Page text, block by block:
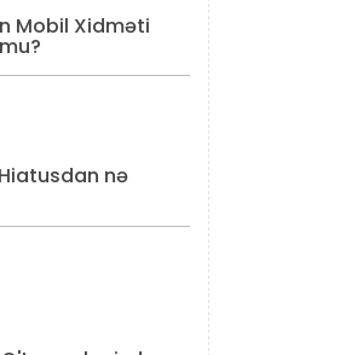
Mobil Xidməti
Hiatusdan nə